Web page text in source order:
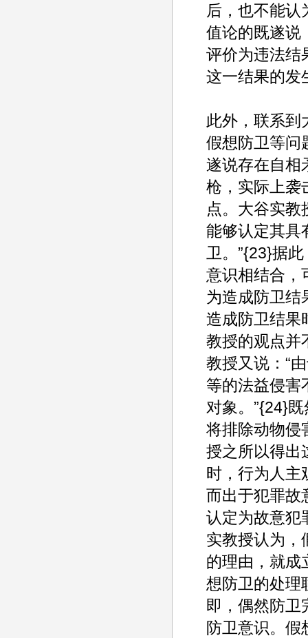
后，也不能认
值论的既遂说
评价为违法结
这一结果的发
此外，联系到
假想防卫等问
遂说存在自相
枪，实际上袭
点。大谷实教
能够认定其具
卫。”{23}据
意识相结合，
为造成防卫结
造成防卫结果
教授的观点并
教授又说：“
等的法益侵害
对象。”{24}
将排除动物侵
授之所以得出
时，行为人主
而出于犯罪故
认定为故意犯
实教授认为，
的理由，就成
想防卫的处理
即，偶然防卫
防卫意识。假